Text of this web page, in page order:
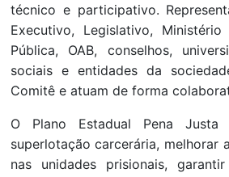
técnico e participativo.
Executivo, Legislativo, Ministério
Pública, OAB, conselhos,
sociais e entidades da
Comitê e atuam de forma
O Plano Estadual Pena Justa
superlotação carcerária, melhorar
nas unidades prisionais,